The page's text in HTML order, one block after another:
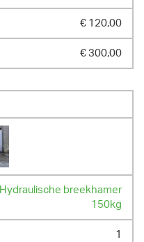
€ 120,00
€ 300,00
Hydraulische breekhamer
150kg
1